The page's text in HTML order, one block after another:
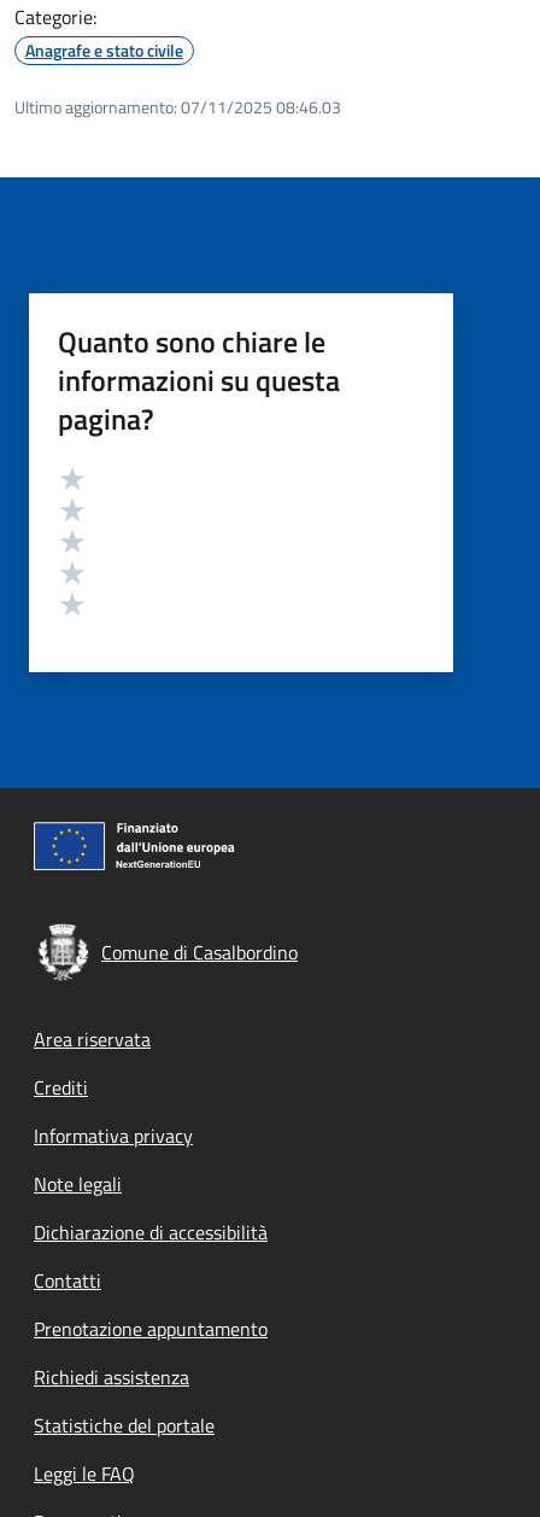
Categorie:
Anagrafe e stato civile
Ultimo aggiornamento:07/11/2025 08:46.03
Quanto sono chiare le
informazioni su questa
pagina?
Valutazione
Comune di Casalbordino
Footer menu
Area riservata
Crediti
Informativa privacy
Note legali
Dichiarazione di accessibilità
Contatti
Prenotazione appuntamento
Richiedi assistenza
Statistiche del portale
Leggi le FAQ